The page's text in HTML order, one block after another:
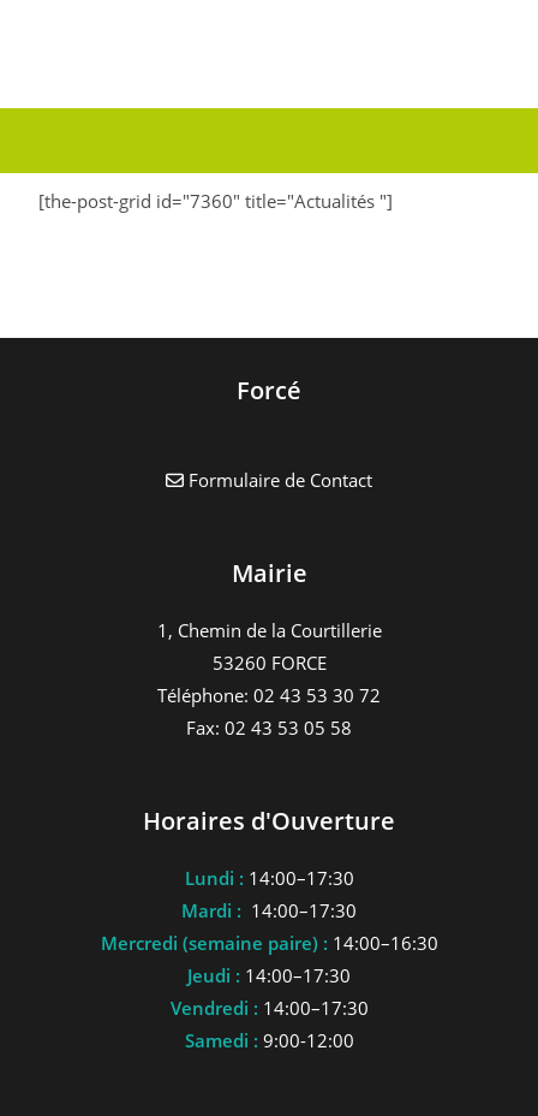
[the-post-grid id="7360" title="Actualités "]
Forcé
Formulaire de Contact
Mairie
1, Chemin de la Courtillerie
53260 FORCE
Téléphone: 02 43 53 30 72
Fax: 02 43 53 05 58
Horaires d'Ouverture
Lundi : 14:00–17:30
Mardi : 14:00–17:30
Mercredi (semaine paire) : 14:00–16:30
Jeudi : 14:00–17:30
Vendredi : 14:00–17:30
Samedi : 9:00-12:00